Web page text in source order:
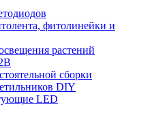
фитолинейки и
растений
сборки
DIY
LED